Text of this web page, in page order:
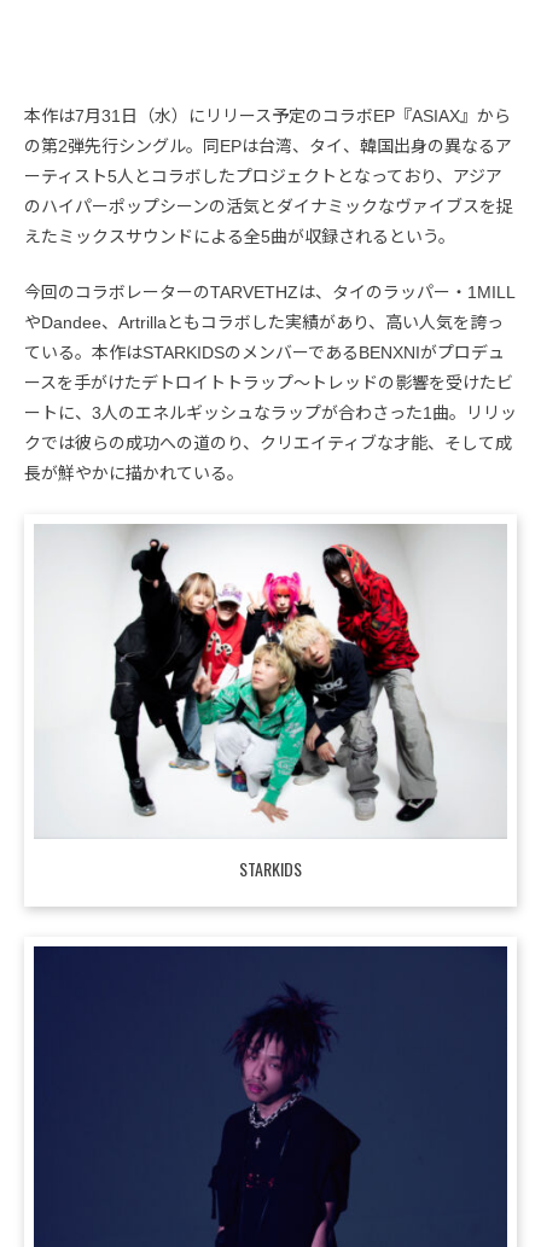
本作は7月31日（水）にリリース予定のコラボEP『ASIAX』から
の第2弾先行シングル。同EPは台湾、タイ、韓国出身の異なるア
ーティスト5人とコラボしたプロジェクトとなっており、アジア
のハイパーポップシーンの活気とダイナミックなヴァイブスを捉
えたミックスサウンドによる全5曲が収録されるという。
今回のコラボレーターのTARVETHZは、タイのラッパー・1MILL
やDandee、Artrillaともコラボした実績があり、高い人気を誇っ
ている。本作はSTARKIDSのメンバーであるBENXNIがプロデュ
ースを手がけたデトロイトトラップ〜トレッドの影響を受けたビ
ートに、3人のエネルギッシュなラップが合わさった1曲。リリッ
クでは彼らの成功への道のり、クリエイティブな才能、そして成
長が鮮やかに描かれている。
STARKIDS